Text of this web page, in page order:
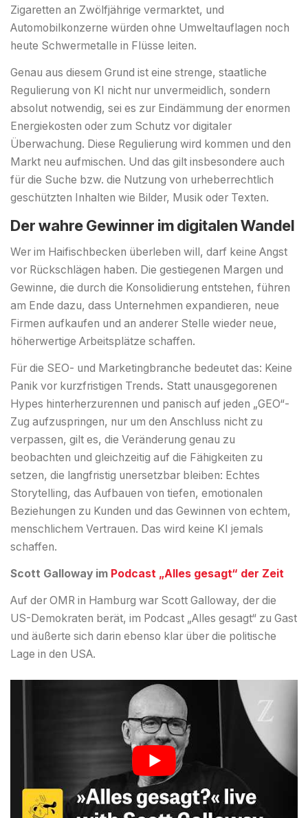
Zigaretten an Zwölfjährige vermarktet, und
Automobilkonzerne würden ohne Umweltauflagen noch
heute Schwermetalle in Flüsse leiten.
Genau aus diesem Grund ist eine strenge, staatliche
Regulierung von KI nicht nur unvermeidlich, sondern
absolut notwendig, sei es zur Eindämmung der enormen
Energiekosten oder zum Schutz vor digitaler
Überwachung. Diese Regulierung wird kommen und den
Markt neu aufmischen. Und das gilt insbesondere auch
für die Suche bzw. die Nutzung von urheberrechtlich
geschützten Inhalten wie Bilder, Musik oder Texten.
Der wahre Gewinner im digitalen Wandel
Wer im Haifischbecken überleben will, darf keine Angst
vor Rückschlägen haben. Die gestiegenen Margen und
Gewinne, die durch die Konsolidierung entstehen, führen
am Ende dazu, dass Unternehmen expandieren, neue
Firmen aufkaufen und an anderer Stelle wieder neue,
höherwertige Arbeitsplätze schaffen.
Für die SEO- und Marketingbranche bedeutet das: Keine
Panik vor kurzfristigen Trends. Statt unausgegorenen
Hypes hinterherzurennen und panisch auf jeden „GEO“-
Zug aufzuspringen, nur um den Anschluss nicht zu
verpassen, gilt es, die Veränderung genau zu
beobachten und gleichzeitig auf die Fähigkeiten zu
setzen, die langfristig unersetzbar bleiben: Echtes
Storytelling, das Aufbauen von tiefen, emotionalen
Beziehungen zu Kunden und das Gewinnen von echtem,
menschlichem Vertrauen. Das wird keine KI jemals
schaffen.
Scott Galloway im Podcast „Alles gesagt“ der Zeit
Auf der OMR in Hamburg war Scott Galloway, der die
US-Demokraten berät, im Podcast „Alles gesagt“ zu Gast
und äußerte sich darin ebenso klar über die politische
Lage in den USA.